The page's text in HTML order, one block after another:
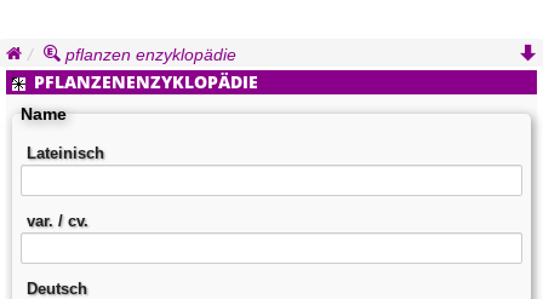
pflanzen enzyklopädie
PFLANZENENZYKLOPÄDIE
Name
Lateinisch
var. / cv.
Deutsch